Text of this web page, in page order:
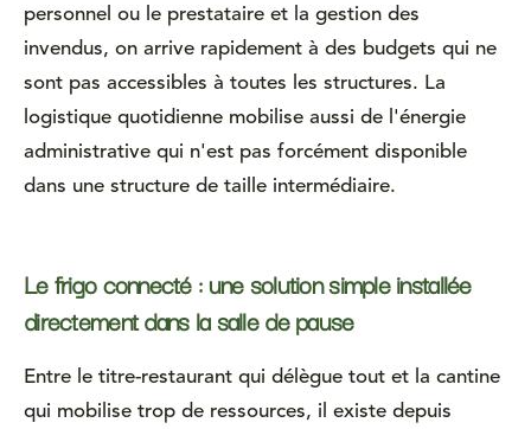
personnel ou le prestataire et la gestion des
invendus, on arrive rapidement à des budgets qui ne
sont pas accessibles à toutes les structures. La
logistique quotidienne mobilise aussi de l'énergie
administrative qui n'est pas forcément disponible
dans une structure de taille intermédiaire.
Le frigo connecté : une solution simple installée
directement dans la salle de pause
Entre le titre-restaurant qui délègue tout et la cantine
qui mobilise trop de ressources, il existe depuis